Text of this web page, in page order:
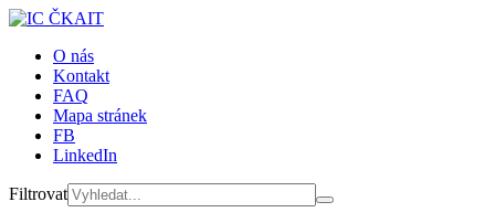
O nás
Kontakt
FAQ
Mapa stránek
FB
LinkedIn
Filtrovat